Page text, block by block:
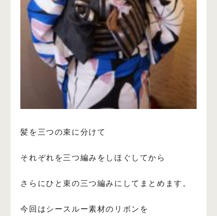
髪を三つの束に分けて
それぞれを三つ編みをしほぐしてから
さらにひと束の三つ編みにしてまとめます。
今回はシースルー素材のリボンを